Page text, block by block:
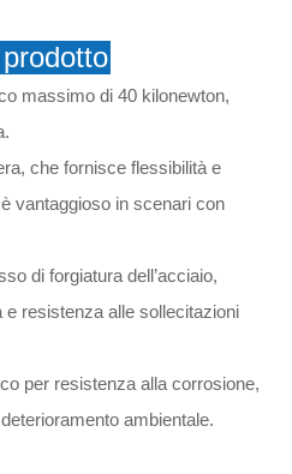
massimo di 40 kilonewton,
che fornisce flessibilità e
vantaggioso in scenari con
di forgiatura dell’acciaio,
resistenza alle sollecitazioni
per resistenza alla corrosione,
ambientale.